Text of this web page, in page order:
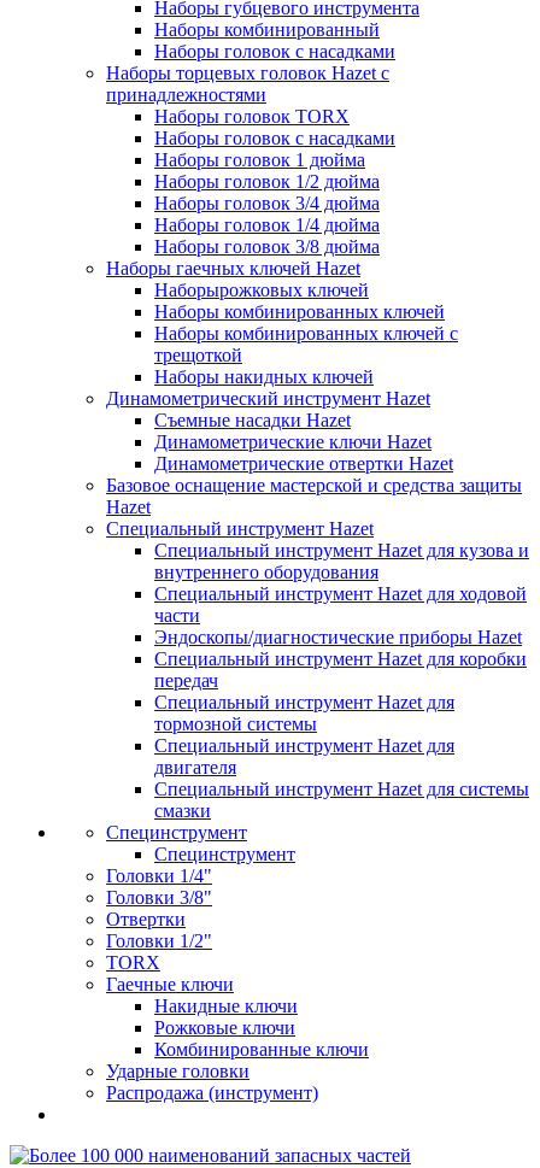
Наборы губцевого инструмента
Наборы комбинированный
Наборы головок с насадками
Наборы торцевых головок Hazet с
принадлежностями
Наборы головок TORX
Наборы головок с насадками
Наборы головок 1 дюйма
Наборы головок 1/2 дюйма
Наборы головок 3/4 дюйма
Наборы головок 1/4 дюйма
Наборы головок 3/8 дюйма
Наборы гаечных ключей Hazet
Наборырожковых ключей
Наборы комбинированных ключей
Наборы комбинированных ключей с
трещоткой
Наборы накидных ключей
Динамометрический инструмент Hazet
Съемные насадки Hazet
Динамометрические ключи Hazet
Динамометрические отвертки Hazet
Базовое оснащение мастерской и средства защиты
Hazet
Специальный инструмент Hazet
Специальный инструмент Hazet для кузова и
внутреннего оборудования
Специальный инструмент Hazet для ходовой
части
Эндоскопы/диагностические приборы Hazet
Специальный инструмент Hazet для коробки
передач
Специальный инструмент Hazet для
тормозной системы
Специальный инструмент Hazet для
двигателя
Специальный инструмент Hazet для системы
смазки
Специнструмент
Специнструмент
Головки 1/4"
Головки 3/8"
Отвертки
Головки 1/2"
TORX
Гаечные ключи
Накидные ключи
Рожковые ключи
Комбинированные ключи
Ударные головки
Распродажа (инструмент)